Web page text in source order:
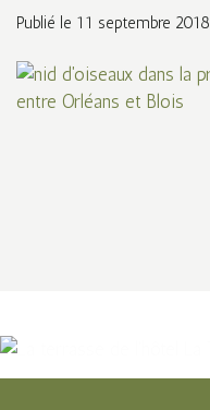
Publié le 11 septembre 2018